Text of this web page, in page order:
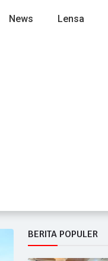
News Lensa
BERITA POPULER